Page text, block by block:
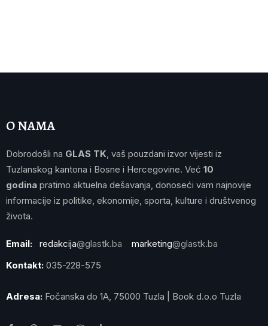
O NAMA
Dobrodošli na GLAS TK , vaš pouzdani izvor vijesti iz
Tuzlanskog kantona i Bosne i Hercegovine. Već 10
godina pratimo aktuelna dešavanja, donoseći vam najnovije
informacije iz politike, ekonomije, sporta, kulture i društvenog
života.
Email: redakcija@glastk.ba marketing@glastk.ba
Kontakt: 035-228-575
Adresa: Fočanska do 1A, 75000 Tuzla | Book d.o.o Tuzla